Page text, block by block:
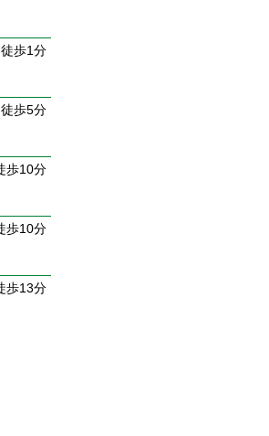
歩1分
歩5分
歩10分
歩10分
歩13分